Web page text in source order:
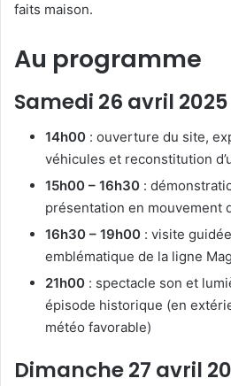
faits maison.
Au programme
Samedi 26 avril 2025
14h00 : ouverture du site,
véhicules et reconstitution
15h00 – 16h30 :
présentation en mouvement
16h30 – 19h00 : visite
emblématique de la ligne
21h00 : spectacle son et
épisode historique (en
météo favorable)
Dimanche 27 avril